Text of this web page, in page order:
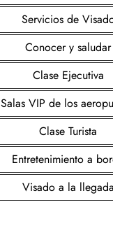
Servicios de
Conocer y saludar
Clase Ejecutiva
Salas VIP de los
Clase Turista
Entretenimiento a
Visado a la llegada